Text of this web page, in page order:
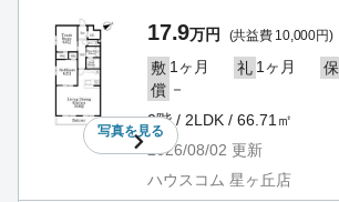
写真を見る
17.9万円 (共益費 10,000円)
敷 1ヶ月 礼 1ヶ月 保
償 －
2階 / 2LDK / 66.71㎡
2026/08/02 更新
ハウスコム 星ヶ丘店